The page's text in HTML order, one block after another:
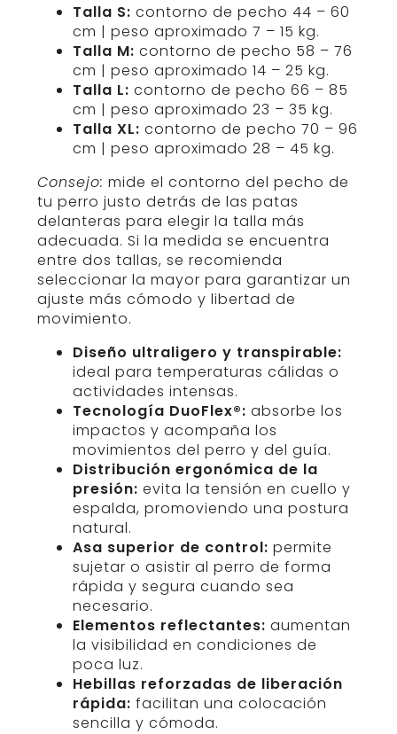
Talla S: contorno de pecho 44 – 60
cm | peso aproximado 7 – 15 kg.
Talla M: contorno de pecho 58 – 76
cm | peso aproximado 14 – 25 kg.
Talla L: contorno de pecho 66 – 85
cm | peso aproximado 23 – 35 kg.
Talla XL: contorno de pecho 70 – 96
cm | peso aproximado 28 – 45 kg.
Consejo: mide el contorno del pecho de
tu perro justo detrás de las patas
delanteras para elegir la talla más
adecuada. Si la medida se encuentra
entre dos tallas, se recomienda
seleccionar la mayor para garantizar un
ajuste más cómodo y libertad de
movimiento.
Diseño ultraligero y transpirable:
ideal para temperaturas cálidas o
actividades intensas.
Tecnología DuoFlex®: absorbe los
impactos y acompaña los
movimientos del perro y del guía.
Distribución ergonómica de la
presión: evita la tensión en cuello y
espalda, promoviendo una postura
natural.
Asa superior de control: permite
sujetar o asistir al perro de forma
rápida y segura cuando sea
necesario.
Elementos reflectantes: aumentan
la visibilidad en condiciones de
poca luz.
Hebillas reforzadas de liberación
rápida: facilitan una colocación
sencilla y cómoda.